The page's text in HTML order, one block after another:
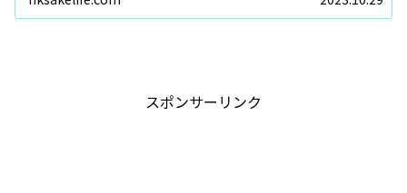
スポンサーリンク